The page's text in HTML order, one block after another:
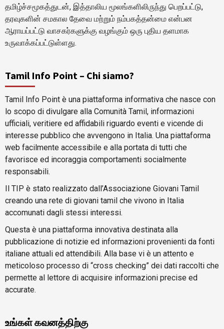
தமிழ்ச்சமூகத்துடன், இத்தாலிய மூலங்களிலிருந்து பெறப்பட்டு,
தரவுகளின் சமகால தேவை மற்றும் நம்பகத்தன்மை என்பன
ஆராயப்பட்டு வாசகர்களுக்கு வழங்கும் ஒரு புதிய தளமாக
உருவாக்கப்பட்டுள்ளது.
Tamil Info Point – Chi siamo?
Tamil Info Point è una piattaforma informativa che nasce con
lo scopo di divulgare alla Comunità Tamil, informazioni
ufficiali, veritiere ed affidabili riguardo eventi e vicende di
interesse pubblico che avvengono in Italia. Una piattaforma
web facilmente accessibile e alla portata di tutti che
favorisce ed incoraggia comportamenti socialmente
responsabili.
Il TIP è stato realizzato dall’Associazione Giovani Tamil
creando una rete di giovani tamil che vivono in Italia
accomunati dagli stessi interessi.
Questa è una piattaforma innovativa destinata alla
pubblicazione di notizie ed informazioni provenienti da fonti
italiane attuali ed attendibili. Alla base vi è un attento e
meticoloso processo di “cross checking” dei dati raccolti che
permette al lettore di acquisire informazioni precise ed
accurate.
உங்கள் கவனத்திற்கு